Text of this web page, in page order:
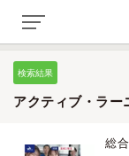
検索結果
アクティブ・ラー
総